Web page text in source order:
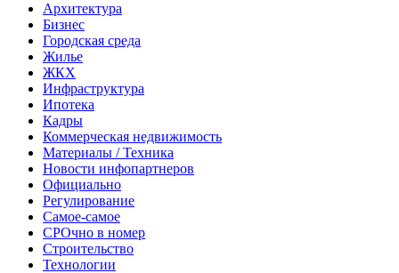
Архитектура
Бизнес
Городская среда
Жилье
ЖКХ
Инфраструктура
Ипотека
Кадры
Коммерческая недвижимость
Материалы / Техника
Новости инфопартнеров
Официально
Регулирование
Самое-самое
СРОчно в номер
Строительство
Технологии